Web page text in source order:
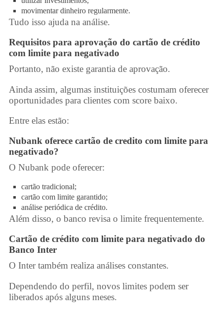
movimentar dinheiro regularmente.
Tudo isso ajuda na análise.
Requisitos para aprovação do cartão de crédito
com limite para negativado
Portanto, não existe garantia de aprovação.
Ainda assim, algumas instituições costumam oferecer
oportunidades para clientes com score baixo.
Entre elas estão:
Nubank oferece cartão de credito com limite para
negativado?
O Nubank pode oferecer:
cartão tradicional;
cartão com limite garantido;
análise periódica de crédito.
Além disso, o banco revisa o limite frequentemente.
Cartão de crédito com limite para negativado do
Banco Inter
O Inter também realiza análises constantes.
Dependendo do perfil, novos limites podem ser
liberados após alguns meses.